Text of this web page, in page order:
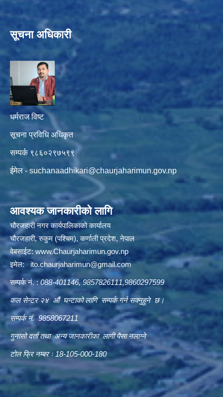
सूचना अधिकारी
धर्मराज विष्ट
सूचना प्रविधि अधिकृत
सम्पर्क ९८६०२९७५९९
ईमेल -suchanaadhikari@chaurjaharimun.gov.np
आवश्यक जानकारीको लागि
चौरजहारी नगर कार्यपालिकाको कार्यालय
चौरजहारी, रुकुम (पश्चिम), कर्णाली प्रदेश, नेपाल
वेबसाईट:www.Chaurjaharimun.gov.np
इमेल: ito.chaurjaharimun@gmail.com
सम्पर्क नं. :088-401146, 9857826111,9860297599
कल सेन्टर २४ औं घन्टाको लागि सम्पर्क गर्न सक्नुहुने छ।
सम्पर्क नं. 9858067211
गुनासो दर्ता तथा अन्य जानकारीका लागी पैसा नलाग्ने
टोल फ्रि नम्बर ः 18-105-000-180